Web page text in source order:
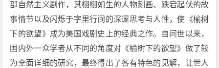
部自然主义剧作，其栩栩如生的人物刻画、跌宕起伏的故
事情节以及闪烁于字里行间的深邃思考与人性，使《榆树
下的欲望》成为美国戏剧史上的经典之作。自问世以来，
国内外一众学者从不同的角度对《榆树下的欲望》做了较
为全面详细的研究，最终得出了各有特色的见解，让世人